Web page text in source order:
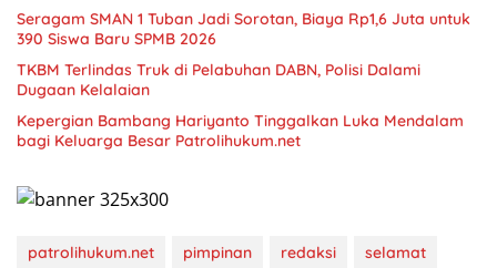
Seragam SMAN 1 Tuban Jadi Sorotan, Biaya Rp1,6 Juta untuk
390 Siswa Baru SPMB 2026
TKBM Terlindas Truk di Pelabuhan DABN, Polisi Dalami
Dugaan Kelalaian
Kepergian Bambang Hariyanto Tinggalkan Luka Mendalam
bagi Keluarga Besar Patrolihukum.net
patrolihukum.net pimpinan redaksi
selamat